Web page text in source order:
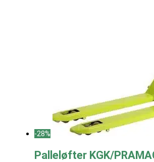
-28%
Palleløfter KGK/